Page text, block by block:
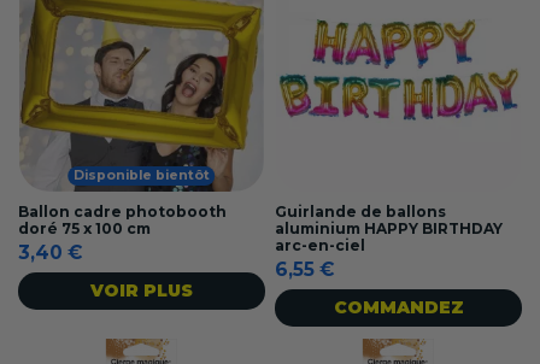
Disponible bientôt
Ballon cadre photobooth
doré 75 x 100 cm
3,40 €
VOIR PLUS
Guirlande de ballons
aluminium HAPPY BIRTHDAY
arc-en-ciel
6,55 €
COMMANDEZ